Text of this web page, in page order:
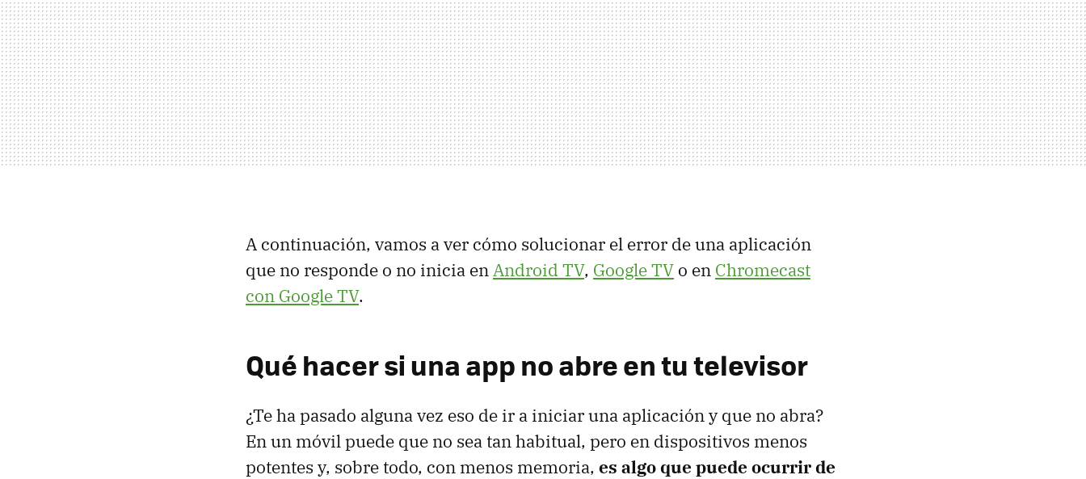
A continuación, vamos a ver cómo solucionar el error de una aplicación
que no responde o no inicia enAndroid TV, Google TV o en Chromecast
con Google TV.
Qué hacer si una app no abre en tu televisor
¿Te ha pasado alguna vez eso de ir a iniciar una aplicación y que no abra?
En un móvil puede que no sea tan habitual, pero en dispositivos menos
potentes y, sobre todo, con menos memoria, es algo que puede ocurrir de